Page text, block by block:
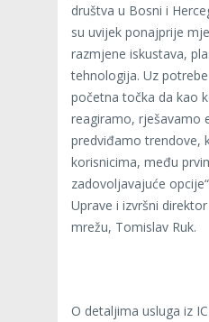
društva u Bosni i
su uvijek ponajprije
razmjene iskustava,
tehnologija. Uz
početna točka da kao
reagiramo, rješavamo
predviđamo trendove,
korisnicima, među
zadovoljavajuće
Uprave i izvršni
mrežu, Tomislav Ruk.
O detaljima usluga iz